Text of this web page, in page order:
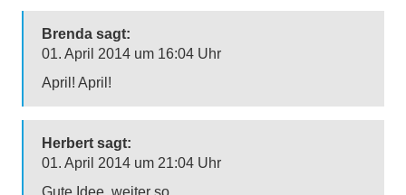
Brenda sagt:
01. April 2014 um 16:04 Uhr
April! April!
Herbert sagt:
01. April 2014 um 21:04 Uhr
Gute Idee, weiter so